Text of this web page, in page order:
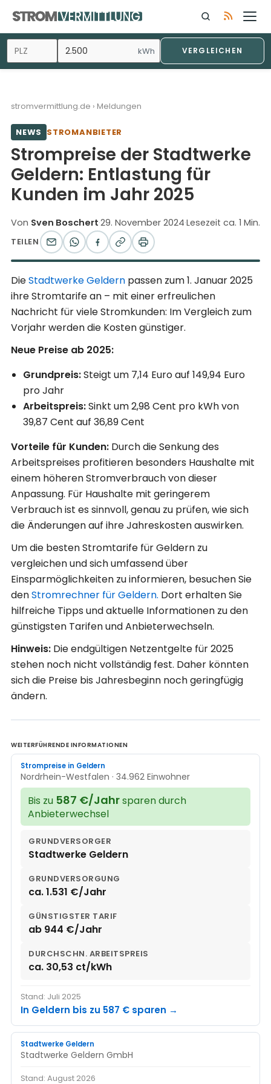
Inhalt
springen
kWh VERGLEICHEN
stromvermittlung.de › Meldungen
NEWS STROMANBIETER
Strompreise der Stadtwerke
Geldern: Entlastung für
Kunden im Jahr 2025
Von Sven Boschert·29. November 2024·Lesezeit ca. 1 Min.
TEILEN
DieStadtwerkeGeldern passen zum 1. Januar 2025
ihre Stromtarife an – mit einer erfreulichen
Nachricht für viele Stromkunden: Im Vergleich zum
Vorjahr werden die Kosten günstiger.
Neue Preise ab 2025:
Grundpreis:Steigt um 7,14 Euro auf 149,94 Euro
pro Jahr
Arbeitspreis:Sinkt um 2,98 Cent pro kWh von
39,87 Cent auf 36,89 Cent
Vorteile für Kunden: Durch die Senkung des
Arbeitspreises profitieren besonders Haushalte mit
einem höheren Stromverbrauch von dieser
Anpassung. Für Haushalte mit geringerem
Verbrauch ist es sinnvoll, genau zu prüfen, wie sich
die Änderungen auf ihre Jahreskosten auswirken.
Um die besten Stromtarife für Geldern zu
vergleichen und sich umfassend über
Einsparmöglichkeiten zu informieren, besuchen Sie
denStromrechner für Geldern. Dort erhalten Sie
hilfreiche Tipps und aktuelle Informationen zu den
günstigsten Tarifen und Anbieterwechseln.
Hinweis: Die endgültigen Netzentgelte für 2025
stehen noch nicht vollständig fest. Daher könnten
sich die Preise bis Jahresbeginn noch geringfügig
ändern.
WEITERFÜHRENDE INFORMATIONEN
Strompreise in Geldern
Nordrhein-Westfalen · 34.962 Einwohner
Bis zu 587 €/Jahrsparen durch
Anbieterwechsel
GRUNDVERSORGER
Stadtwerke Geldern
GRUNDVERSORGUNG
ca. 1.531 €/Jahr
GÜNSTIGSTER TARIF
ab 944 €/Jahr
DURCHSCHN. ARBEITSPREIS
ca. 30,53 ct/kWh
Stand: Juli 2025
In Geldern bis zu 587 € sparen →
Stadtwerke Geldern
Stadtwerke Geldern GmbH
Stand: August 2026